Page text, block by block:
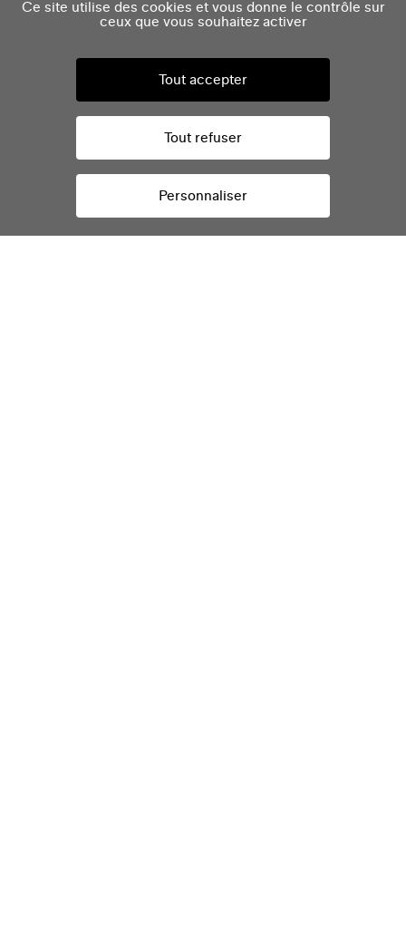
Ce site utilise des cookies et vous donne le contrôle sur
ceux que vous souhaitez activer
Tout accepter
Tout refuser
Personnaliser